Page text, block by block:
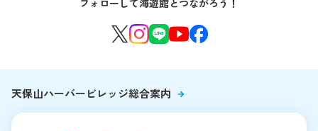
よくある質問・お問い合わせ
生きものたちのお食事タイム
環境保全への取り組みフォローして海遊館とつながろう！
天保山ハーバービレッジ総合案内